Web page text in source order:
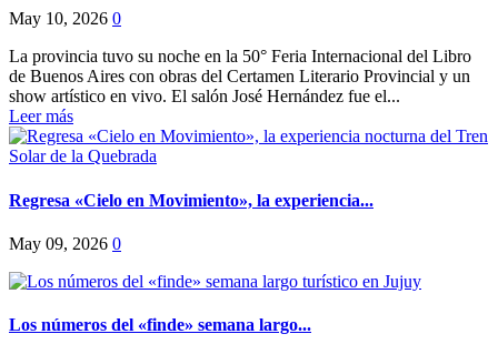
May 10, 2026 0
La provincia tuvo su noche en la 50° Feria Internacional del Libro
de Buenos Aires con obras del Certamen Literario Provincial y un
show artístico en vivo. El salón José Hernández fue el...
Leer más
Regresa «Cielo en Movimiento», la experiencia...
May 09, 2026 0
Los números del «finde» semana largo...